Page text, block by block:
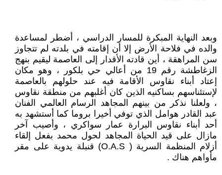
وبعد النهاية المبكرة للمسار الدراسي ، أضطر لمساعدة
والده في فلاحة الأرض إلا أن إقامته في بلدته لم تتجاوز
سن المراهقة ، أين قادته الأقدار إلى العاصمة ليقيم بنهج
الزغاطشة رقم 19 من أعالي حي بلكور ، وهو مكان
إعتاد أبناء نقاوس الأقامة فيه عند حلولهم بالعاصمة
لإستئناسهم بساكنيه الذين كان أغلبهم من منطقة نقاوس
، ولعلنا نذكر من بينهم المجاهد الرسام العالمي الفنان
عبد القادر هوامل الذي توفي أخيرا بروما كما أستشهد به
أحد أبناء نقاوس البرارة عمار سواكري ، وأصيب آخر
مازال على قيد الحياة المجاهد لحول محمد بفعل إلقاء
أزلام المنظمة السرية ( O.A.S) قنبلة يدوية على مقر
مأواهم هناك .